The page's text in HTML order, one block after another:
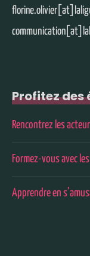
Profitez des
Rencontrez les
Formez-vous avec
Apprendre en